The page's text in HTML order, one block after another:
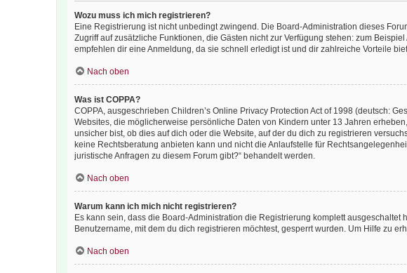
Wozu muss ich mich registrieren?
Eine Registrierung ist nicht unbedingt zwingend. Die Board-Administration dieses
Zugriff auf zusätzliche Funktionen, die Gästen nicht zur Verfügung stehen: zum
empfehlen dir eine Anmeldung, da sie schnell erledigt ist und dir zahlreiche Vorteile
Nach oben
Was ist COPPA?
COPPA, ausgeschrieben Children’s Online Privacy Protection Act of 1998 (deutsch:
Websites, die möglicherweise persönliche Daten von Kindern unter 13 Jahren
unsicher bist, ob dies auf dich oder die Website, auf der du dich zu registrieren
keine Rechtsberatung anbieten kann und nicht die Anlaufstelle für
juristische Anfragen zu diesem Forum gibt?“ behandelt werden.
Nach oben
Warum kann ich mich nicht registrieren?
Es kann sein, dass die Board-Administration die Registrierung komplett
Benutzername, mit dem du dich registrieren möchtest, gesperrt wurden. Um Hilfe zu
Nach oben